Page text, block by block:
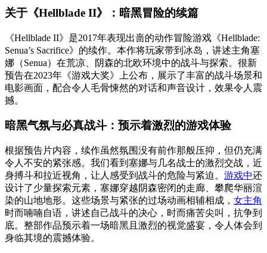
关于《Hellblade II》：暗黑冒险的续篇
《Hellblade II》是2017年表现出啬的动作冒险游戏《Hellblade:
Senua’s Sacrifice》的续作。本作将玩家带到冰岛，讲述主角塞
娜（Senua）在荒凉、阴森的北欧环境中的战斗与探索。很新
预告在2023年《游戏大奖》上公布，展示了丰富的战斗场景和
电影画面，配合令人毛骨悚然的对话和声音设计，效果令人震
撼。
暗黑气氛与必真战斗：预示着激烈的游戏体验
根据预告片内容，续作虽然氛围没有前作那般压抑，但仍充满
令人不安的紧张感。我们看到塞娜与几名战士的激烈交战，近
身搏斗和拉近视角，让人感受到战斗的危险与紧迫。 游戏中还
设计了少量探索元素，塞娜穿越阴森密闭的走廊、攀爬华丽渲
染的山地地形。这些场景与紧张的过场动画相辅相成， 女主角
时而喃喃自语，讲述自己战斗的决心，时而痛苦尖叫，抗争到
底。整部作品预示着一场暗黑且激烈的视觉盛宴，令人体会到
身临其境的震撼体验。